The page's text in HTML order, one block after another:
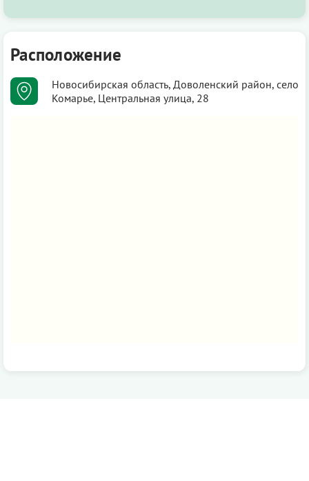
Расположение
Новосибирская область, Доволенский район, село
Комарье, Центральная улица, 28